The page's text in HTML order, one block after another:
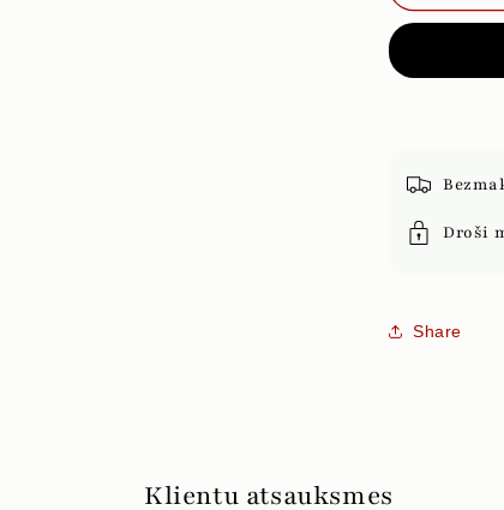
AR
50g
Droši
Share
Klientu atsauksmes